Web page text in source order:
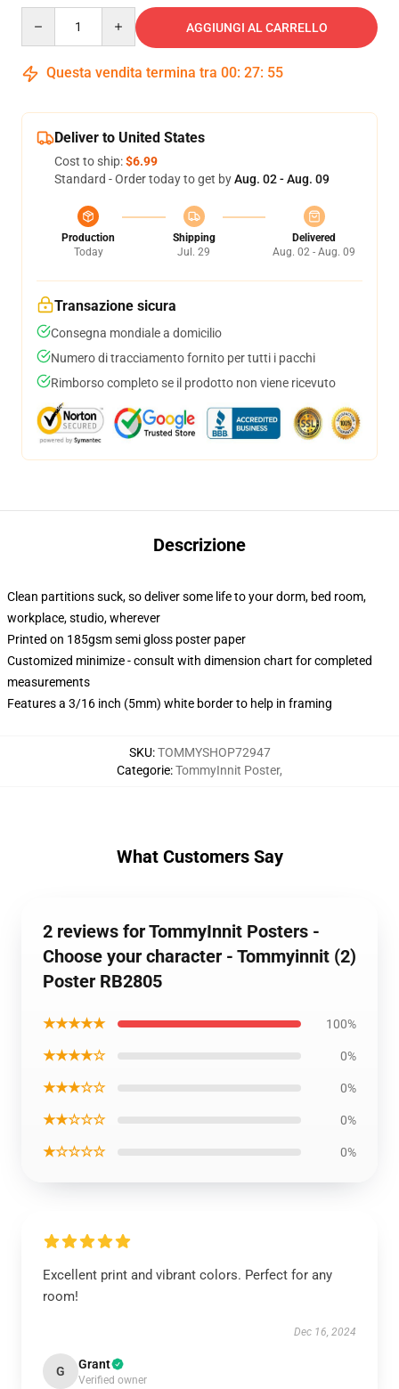
AGGIUNGI AL CARRELLO
Questa vendita termina tra 00: 27: 54
Deliver to United States
Cost to ship:$6.99
Standard - Order today to get byAug. 02 - Aug. 09
Production
Today
Shipping
Jul. 29
Delivered
Aug. 02 - Aug. 09
Transazione sicura
Consegna mondiale a domicilio
Numero di tracciamento fornito per tutti i pacchi
Rimborso completo se il prodotto non viene ricevuto
Descrizione
Clean partitions suck, so deliver some life to your dorm, bed room,
workplace, studio, wherever
Printed on 185gsm semi gloss poster paper
Customized minimize - consult with dimension chart for completed
measurements
Features a 3/16 inch (5mm) white border to help in framing
SKU:TOMMYSHOP72947
Categorie:TommyInnit Poster,
What Customers Say
2 reviews for TommyInnit Posters -
Choose your character - Tommyinnit (2)
Poster RB2805
★★★★★ 100%
★★★★☆ 0%
★★★☆☆ 0%
★★☆☆☆ 0%
★☆☆☆☆ 0%
Excellent print and vibrant colors. Perfect for any
room!
Dec 16, 2024
G Grant
Verified owner